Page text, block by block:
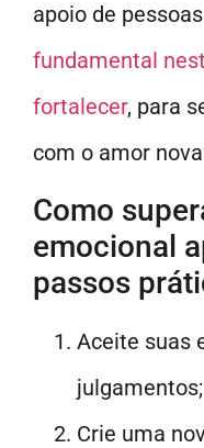
apoio de
fundamental
fortalecer, para
com o amor
Como
emocional
passos
Aceite suas
julgamentos;
Crie uma